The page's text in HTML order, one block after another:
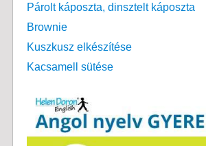
Párolt káposzta, dinsztelt káposzta
Brownie
Kuszkusz elkészítése
Kacsamell sütése